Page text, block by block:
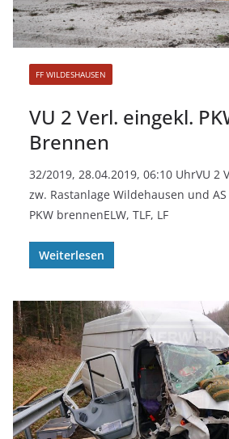
FF WILDESHAUSEN
VU 2 Verl. eingekl.
Brennen
32/2019, 28.04.2019, 06:10 UhrVU 2
zw. Rastanlage Wildehausen und
PKW brennenELW, TLF, LF
Weiterlesen